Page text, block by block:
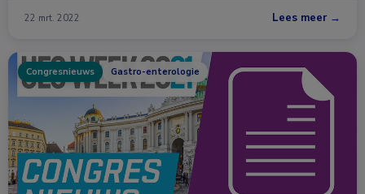
22 mrt. 2022 Lees meer →
Congresnieuws Gastro-enterologie